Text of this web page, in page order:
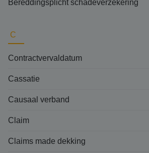
Bereddingsplicht schadeverzekering
C
Contractvervaldatum
Cassatie
Causaal verband
Claim
Claims made dekking